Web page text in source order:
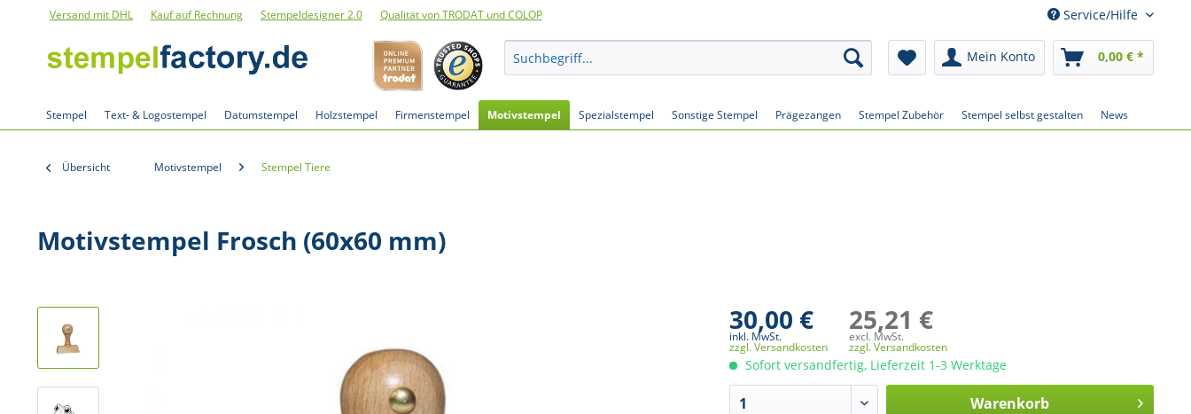
Versand mit DHL Kauf auf Rechnung Stempeldesigner 2.0 Qualität von TRODAT und COLOP Service/Hilfe
Mein Konto 0,00 € *
Stempel Text- & Logostempel Datumstempel Holzstempel Firmenstempel Motivstempel Spezialstempel Sonstige Stempel Prägezangen Stempel Zubehör Stempel selbst gestalten News
Übersicht Motivstempel Stempel Tiere
Motivstempel Frosch (60x60 mm)
30,00 €
inkl. MwSt.
zzgl. Versandkosten
25,21 €
excl. MwSt.
zzgl. Versandkosten
Sofort versandfertig, Lieferzeit 1-3 Werktage
Warenkorb